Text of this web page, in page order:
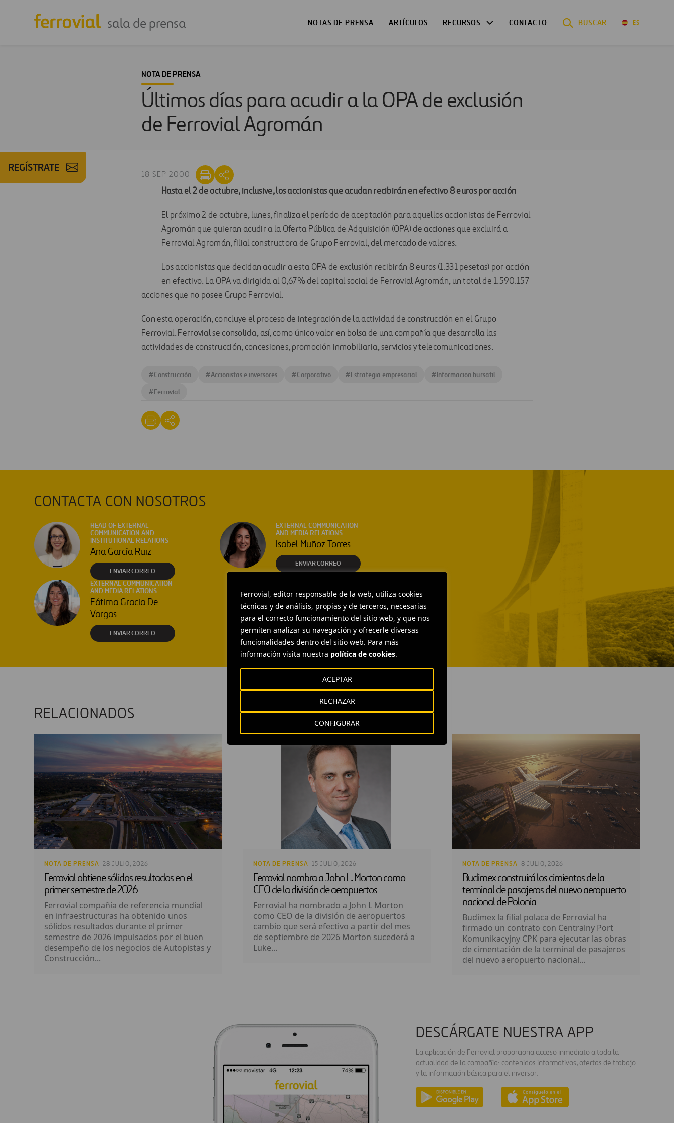
Ferrovial, editor responsable de la web, utiliza cookies
técnicas y de análisis, propias y de terceros, necesarias
para el correcto funcionamiento del sitio web, y que nos
permiten analizar su navegación y ofrecerle diversas
funcionalidades dentro del sitio web. Para más
información visita nuestra política de cookies.
CONFIGURAR
RECHAZAR
ACEPTAR
sala de prensa NOTAS DE PRENSA ARTÍCULOS RECURSOS CONTACTO BUSCAR ES
REGÍSTRATE
NOTA DE PRENSA
Últimos días para acudir a la OPA de exclusión
de Ferrovial Agromán
18 SEP 2000
Hasta el 2 de octubre, inclusive, los accionistas que acudan recibirán en efectivo 8 euros por acción
El próximo 2 de octubre, lunes, finaliza el período de aceptación para aquellos accionistas de Ferrovial
Agromán que quieran acudir a la Oferta Pública de Adquisición (OPA) de acciones que excluirá a
Ferrovial Agromán, filial constructora de Grupo Ferrovial, del mercado de valores.
Los accionistas que decidan acudir a esta OPA de exclusión recibirán 8 euros (1.331 pesetas) por acción
en efectivo. La OPA va dirigida al 0,67% del capital social de Ferrovial Agromán, un total de 1.590.157
acciones que no posee Grupo Ferrovial.
Con esta operación, concluye el proceso de integración de la actividad de construcción en el Grupo
Ferrovial. Ferrovial se consolida, así, como único valor en bolsa de una compañía que desarrolla las
actividades de construcción, concesiones, promoción inmobiliaria, servicios y telecomunicaciones.
#Construcción #Accionistas e inversores #Corporativo #Estrategia empresarial #Informacion bursatil
#Ferrovial
CONTACTA CON NOSOTROS
HEAD OF EXTERNAL
COMMUNICATION AND
INSTITUTIONAL RELATIONS
Ana García Ruiz
ENVIAR CORREO
EXTERNAL COMMUNICATION
AND MEDIA RELATIONS
Isabel Muñoz Torres
ENVIAR CORREO
EXTERNAL COMMUNICATION
AND MEDIA RELATIONS
Fátima Gracia De
Vargas
ENVIAR CORREO
RELACIONADOS
NOTA DE PRENSA· 28 JULIO, 2026
Ferrovial obtiene sólidos resultados en el
primer semestre de 2026
Ferrovial compañía de referencia mundial
en infraestructuras ha obtenido unos
sólidos resultados durante el primer
semestre de 2026 impulsados por el buen
desempeño de los negocios de Autopistas y
Construcción...
NOTA DE PRENSA· 15 JULIO, 2026
Ferrovial nombra a John L. Morton como
CEO de la división de aeropuertos
Ferrovial ha nombrado a John L Morton
como CEO de la división de aeropuertos
cambio que será efectivo a partir del mes
de septiembre de 2026 Morton sucederá a
Luke...
NOTA DE PRENSA· 8 JULIO, 2026
Budimex construirá los cimientos de la
terminal de pasajeros del nuevo aeropuerto
nacional de Polonia
Budimex la filial polaca de Ferrovial ha
firmado un contrato con Centralny Port
Komunikacyjny CPK para ejecutar las obras
de cimentación de la terminal de pasajeros
del nuevo aeropuerto nacional...
DESCÁRGATE NUESTRA APP
La aplicación de Ferrovial proporciona acceso inmediato a toda la
actualidad de la compañía: contenidos informativos, ofertas de trabajo
y la información básica para el inversor.